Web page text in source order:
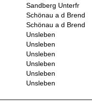
Sandberg Unterfr
Schönau a d Brend
Schönau a d Brend
Unsleben
Unsleben
Unsleben
Unsleben
Unsleben
Unsleben